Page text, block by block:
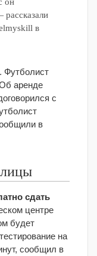
в
. Футболист
аренде
с
в
сдать
центре
будет
на
сообщил в